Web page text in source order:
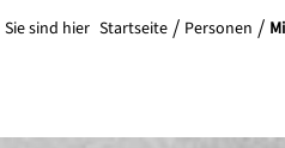
Sie sind hier Startseite Personen